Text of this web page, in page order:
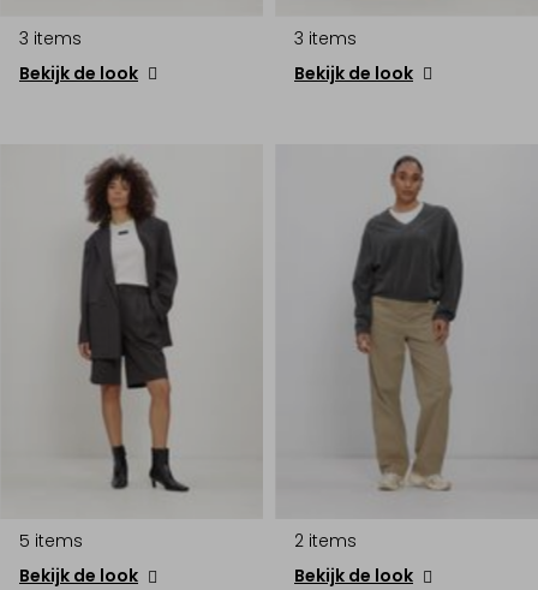
3 items
Bekijk de look
3 items
Bekijk de look
5 items
Bekijk de look
2 items
Bekijk de look